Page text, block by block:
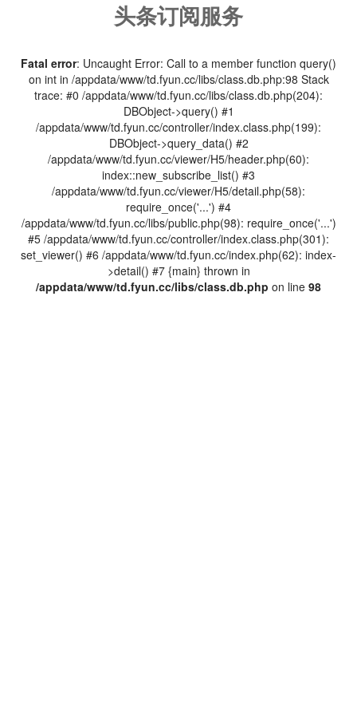
头条订阅服务
Fatal error: Uncaught Error: Call to a member function query()
on int in /appdata/www/td.fyun.cc/libs/class.db.php:98 Stack
trace: #0 /appdata/www/td.fyun.cc/libs/class.db.php(204):
DBObject->query() #1
/appdata/www/td.fyun.cc/controller/index.class.php(199):
DBObject->query_data() #2
/appdata/www/td.fyun.cc/viewer/H5/header.php(60):
index::new_subscribe_list() #3
/appdata/www/td.fyun.cc/viewer/H5/detail.php(58):
require_once('...') #4
/appdata/www/td.fyun.cc/libs/public.php(98): require_once('...')
#5 /appdata/www/td.fyun.cc/controller/index.class.php(301):
set_viewer() #6 /appdata/www/td.fyun.cc/index.php(62): index-
>detail() #7 {main} thrown in
/appdata/www/td.fyun.cc/libs/class.db.php on line 98